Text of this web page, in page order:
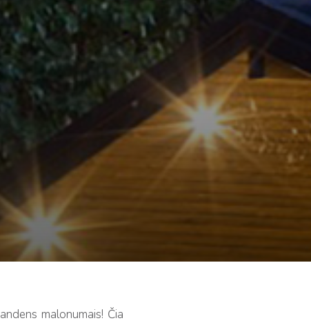
malonumais! Čia